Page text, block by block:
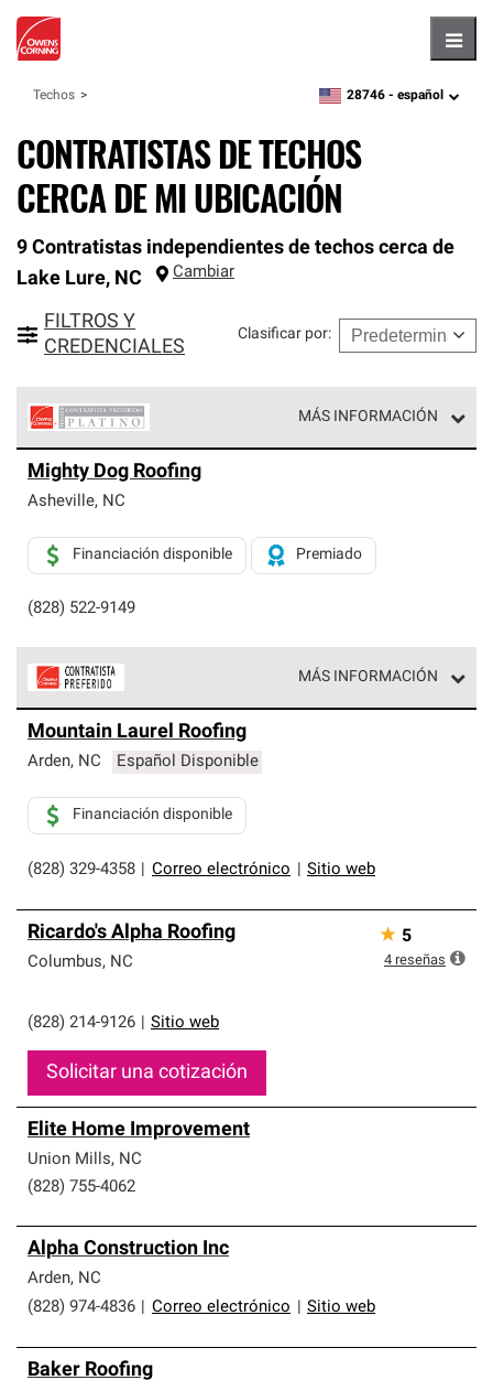
Techos zipcode,language
28746 - español
CONTRATISTAS DE TECHOS
CERCA DE MI UBICACIÓN
9 Contratistas independientes de techos cerca de
Lake Lure, NC Cambiar
FILTROS Y
CREDENCIALES
Clasificar por:
MÁS INFORMACIÓN
Corning constituyen el nivel superior de nuestra red
exclusiva y cumplen con estándares estrictos de
Solo ellos pueden ofrecer nuestra mejor garantía de
sistemas de techos.
Mighty Dog Roofing
Asheville, NC
(828) 522-9149
Financiación disponible Premiado
MÁS INFORMACIÓN
parte de una red exclusiva de profesionales de techos
que cumplen con altos estándares y requisitos estrictos
Mountain Laurel Roofing
Arden, NC Español Disponible
(828) 329-4358 Correo electrónico Sitio web
Financiación disponible
Ricardo's Alpha Roofing
Columbus, NC
(828) 214-9126 Sitio web
Solicitar una cotización
★ 5
4 reseñas
Elite Home Improvement
Union Mills, NC
(828) 755-4062
Alpha Construction Inc
Arden, NC
(828) 974-4836
Correo electrónico Sitio web
Baker Roofing